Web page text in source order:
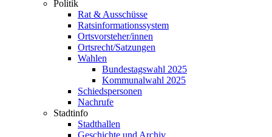
Politik
Rat & Ausschüsse
Ratsinformationssystem
Ortsvorsteher/innen
Ortsrecht/Satzungen
Wahlen
Bundestagswahl 2025
Kommunalwahl 2025
Schiedspersonen
Nachrufe
Stadtinfo
Stadthallen
Geschichte und Archiv